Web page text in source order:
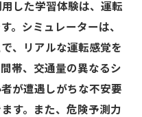
した学習体験は、運転
。シミュレーターは、
、リアルな運転感覚を
帯、交通量の異なるシ
が遭遇しがちな不安要
す。また、危険予測力